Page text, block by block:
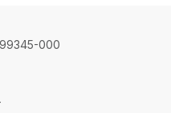
000